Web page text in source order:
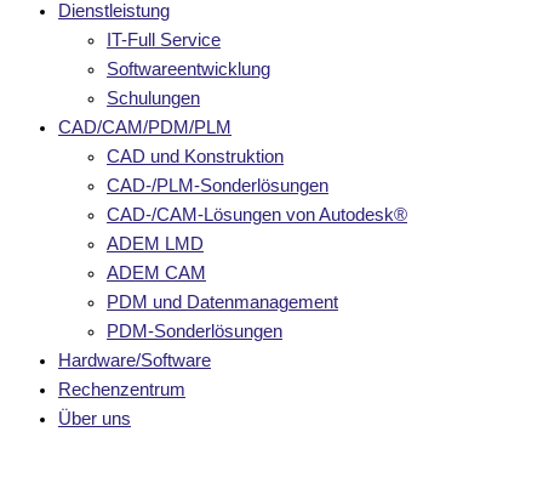
Dienstleistung
IT-Full Service
Softwareentwicklung
Schulungen
CAD/CAM/PDM/PLM
CAD und Konstruktion
CAD-/PLM-Sonderlösungen
CAD-/CAM-Lösungen von Autodesk®
ADEM LMD
ADEM CAM
PDM und Datenmanagement
PDM-Sonderlösungen
Hardware/Software
Rechenzentrum
Über uns